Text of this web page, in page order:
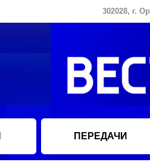
302028, г.
ПЕРЕДАЧИ